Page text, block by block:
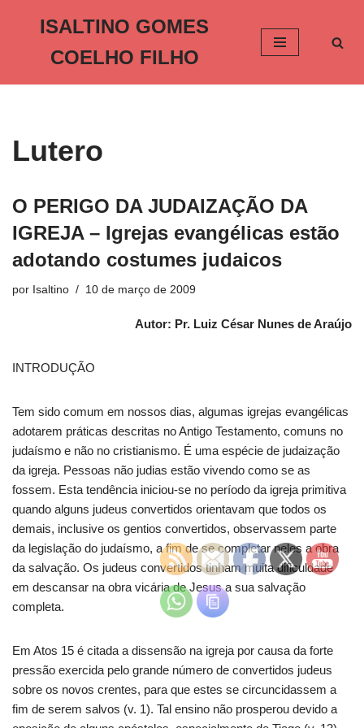
o
ISALTINO GOMES
COELHO FILHO
Lutero
O PERIGO DA JUDAIZAÇÃO DA
IGREJA – Igrejas evangélicas estão
adotando costumes judaicos
por Isaltino 10 de março de 2009
Autor: Pr. Luiz César Nunes de Araújo
INTRODUÇÃO
Tem sido comum em nossos dias, algumas igrejas evangélicas
adotarem práticas descritas no Antigo Testamento, comuns no
judaísmo e não no cristianismo. É uma espécie de judaização
da igreja. Pessoas não judias estão vivendo como se as
fossem. Esta tendência iniciou-se no período da igreja primitiva
quando alguns judeus convertidos orientavam que todos os
demais, inclusive os gentios convertidos, observassem parte
da legislação do judaísmo, a fim de se completar neles a obra
da salvação. Os judeus convertidos tinham muita dificuldade
em descansar na obra vicária de Jesus a sua salvação
completa.
Em Atos 15 é citada a dissensão na igreja por causa da forte
pressão exercida pelo grande número de convertidos judeus
sobre os novos crentes, para que estes se circuncidassem a
fim de serem salvos (v. 1). Tal ensino não prosperou devido a